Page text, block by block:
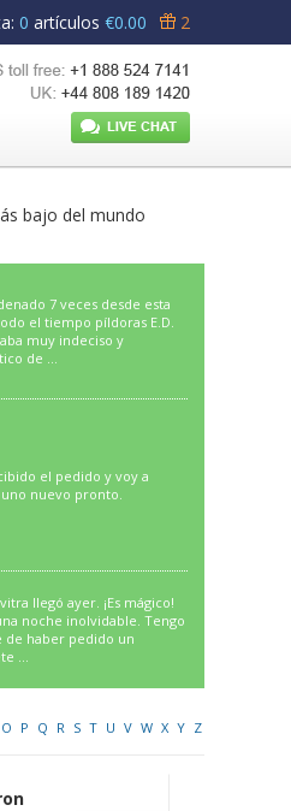
: 0 artículos €0.00 2
bajo del mundo
7 veces desde esta
el tiempo píldoras E.D.
muy indeciso y
de ...
el pedido y voy a
nuevo pronto.
llegó ayer. ¡Es mágico!
noche inolvidable. Tengo
de haber pedido un
...
O P Q R S T U V W X Y Z